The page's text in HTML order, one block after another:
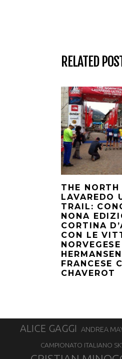
RELATED
THE NORTH
LAVAREDO
TRAIL:
NONA
CORTINA
CON LE
FRANCESE
CHAVEROT
ALICE GAGGI ANDREA
CAMPIONATO ITALIANO